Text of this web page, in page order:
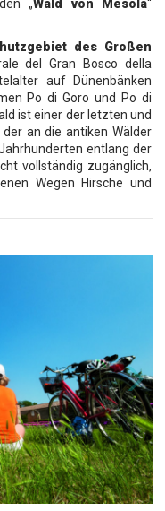
„Wald von Mesola“
des Großen
del Gran Bosco della
auf Dünenbänken
Po di Goro und Po di
ist einer der letzten und
an die antiken Wälder
entlang der
vollständig zugänglich,
Wegen Hirsche und